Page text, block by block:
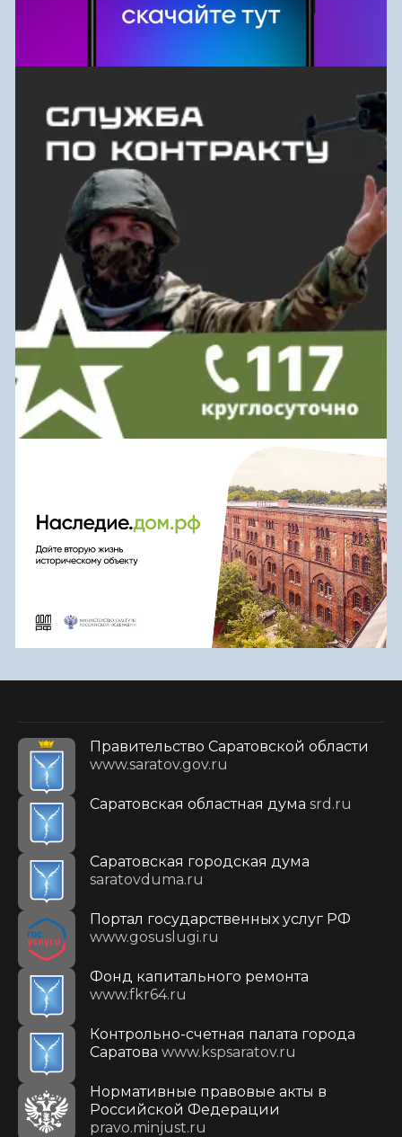
Правительство Саратовской области
www.saratov.gov.ru
Саратовская областная дума srd.ru
Саратовская городская дума
saratovduma.ru
Портал государственных услуг РФ
www.gosuslugi.ru
Фонд капитального ремонта
www.fkr64.ru
Контрольно-счетная палата города
Саратова www.kspsaratov.ru
Нормативные правовые акты в
Российской Федерации
pravo.minjust.ru